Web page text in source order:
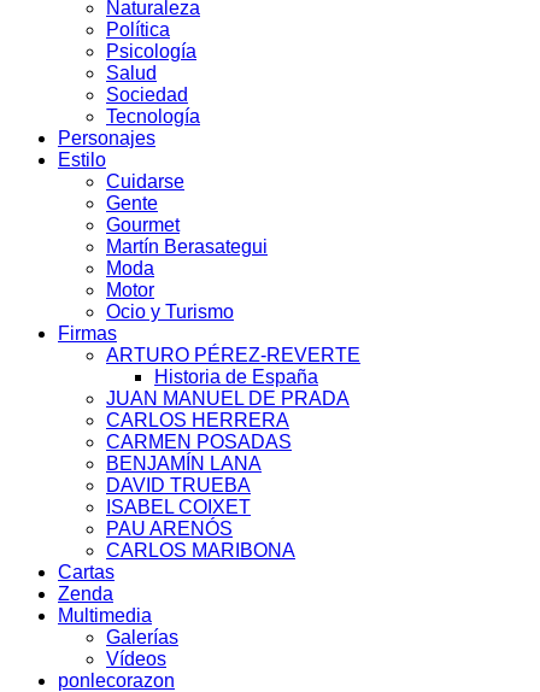
Naturaleza
Política
Psicología
Salud
Sociedad
Tecnología
Personajes
Estilo
Cuidarse
Gente
Gourmet
Martín Berasategui
Moda
Motor
Ocio y Turismo
Firmas
ARTURO PÉREZ-REVERTE
Historia de España
JUAN MANUEL DE PRADA
CARLOS HERRERA
CARMEN POSADAS
BENJAMÍN LANA
DAVID TRUEBA
ISABEL COIXET
PAU ARENÓS
CARLOS MARIBONA
Cartas
Zenda
Multimedia
Galerías
Vídeos
ponlecorazon